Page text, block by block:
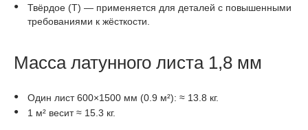
Твёрдое (Т) — применяется для деталей с повышенными
требованиями к жёсткости.
Масса латунного листа 1,8 мм
Один лист 600×1500 мм (0.9 м²): ≈ 13.8 кг.
1 м² весит ≈ 15.3 кг.